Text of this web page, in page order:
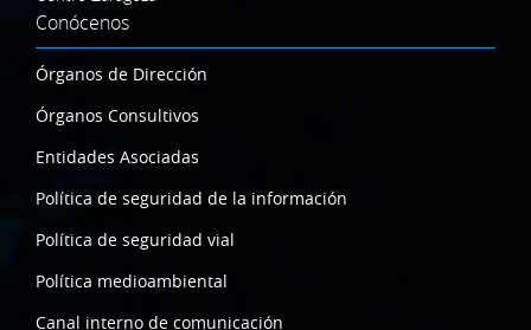
Conócenos
Órganos de Dirección
Órganos Consultivos
Entidades Asociadas
Política de seguridad de la información
Política de seguridad vial
Política medioambiental
Canal interno de comunicación